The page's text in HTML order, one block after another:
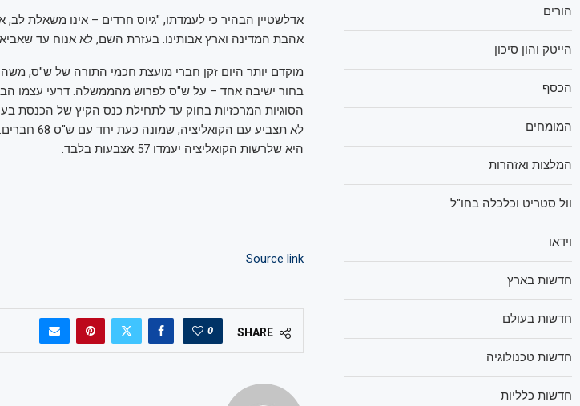
אדלשטיין הבהיר כי לעמדתו, "גיוס חרדים – אינו משאלת
אהבת המדינה וארץ אבותינו. בעזרת השם, לא אנוח עד שאביא
מוקדם יותר היום זקן חברי מועצת חכמי התורה של ש"ס, משה
בחור ישיבה אחד – על ש"ס לפרוש מהממשלה. דרעי עצמו
לא תצביע עם
היא שלרשות הקואליציה יעמדו 57 אצבעות בלבד.
Source link
SHARE
0
הורים
הייטק והון סיכון
הכסף
המומחים
המלצות ואזהרות
וול סטריט וכלכלה בחו"ל
וידאו
חדשות בארץ
חדשות בעולם
חדשות טכנולוגיה
חדשות כלליות